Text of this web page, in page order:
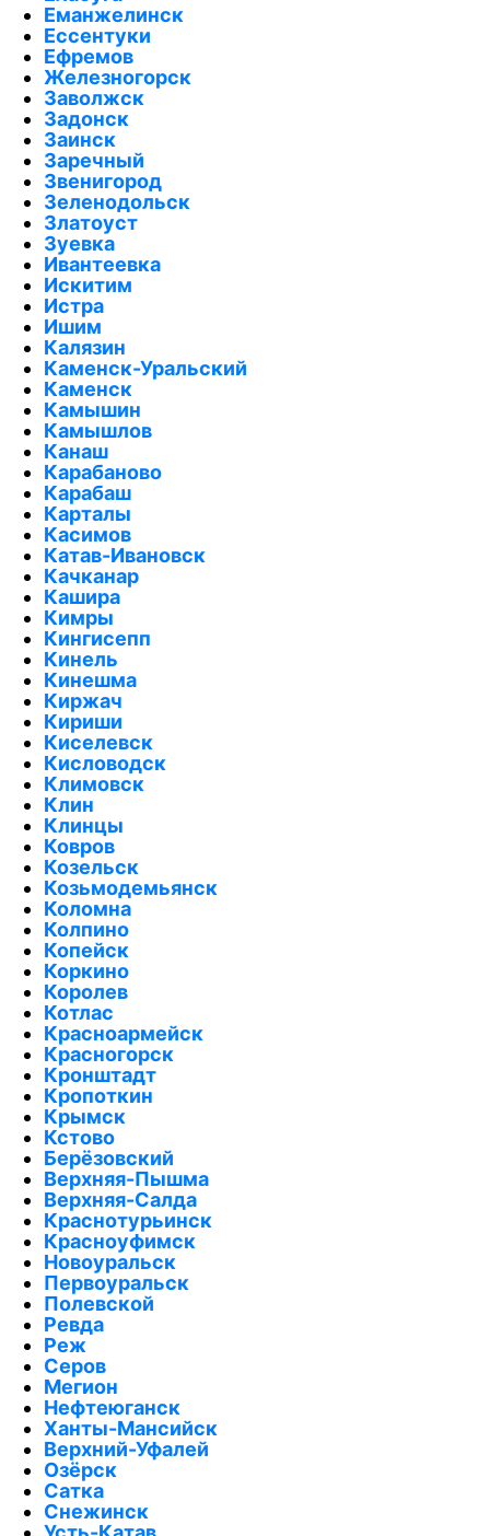
Еманжелинск
Ессентуки
Ефремов
Железногорск
Заволжск
Задонск
Заинск
Заречный
Звенигород
Зеленодольск
Златоуст
Зуевка
Ивантеевка
Искитим
Истра
Ишим
Калязин
Каменск-Уральский
Каменск
Камышин
Камышлов
Канаш
Карабаново
Карабаш
Карталы
Касимов
Катав-Ивановск
Качканар
Кашира
Кимры
Кингисепп
Кинель
Кинешма
Киржач
Кириши
Киселевск
Кисловодск
Климовск
Клин
Клинцы
Ковров
Козельск
Козьмодемьянск
Коломна
Колпино
Копейск
Коркино
Королев
Котлас
Красноармейск
Красногорск
Кронштадт
Кропоткин
Крымск
Кстово
Берёзовский
Верхняя-Пышма
Верхняя-Салда
Краснотурьинск
Красноуфимск
Новоуральск
Первоуральск
Полевской
Ревда
Реж
Серов
Мегион
Нефтеюганск
Ханты-Мансийск
Верхний-Уфалей
Озёрск
Сатка
Снежинск